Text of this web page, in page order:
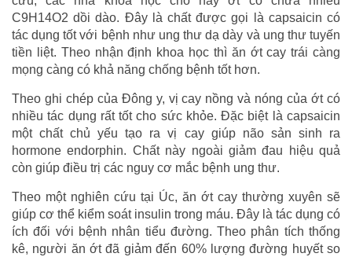
C9H14O2 dồi dào. Đây là chất được gọi là capsaicin có
tác dụng tốt với bệnh như ung thư dạ dày và ung thư tuyến
tiền liệt. Theo nhận định khoa học thì ăn ớt cay trái càng
mọng càng có khả năng chống bệnh tốt hơn.
Theo ghi chép của Đông y, vị cay nồng và nóng của ớt có
nhiều tác dụng rất tốt cho sức khỏe. Đặc biệt là capsaicin
một chất chủ yếu tạo ra vị cay giúp não sản sinh ra
hormone endorphin. Chất này ngoài giảm đau hiệu quả
còn giúp điều trị các nguy cơ mắc bệnh ung thư.
Theo một nghiên cứu tại Úc, ăn ớt cay thường xuyên sẽ
giúp cơ thể kiểm soát insulin trong máu. Đây là tác dụng có
ích đối với bệnh nhân tiểu đường. Theo phân tích thống
kê, người ăn ớt đã giảm đến 60% lượng đường huyết so